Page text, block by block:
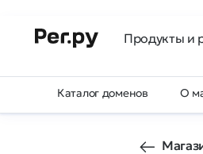
Продукты и
Каталог доменов О